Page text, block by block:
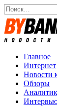
Перейти
к
содержанию
Search
for:
Главное
Интернет
Новости
Обзоры